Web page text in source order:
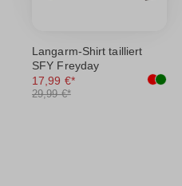
Langarm-Shirt tailliert
SFY Freyday
17,99 €*
29,99 €*